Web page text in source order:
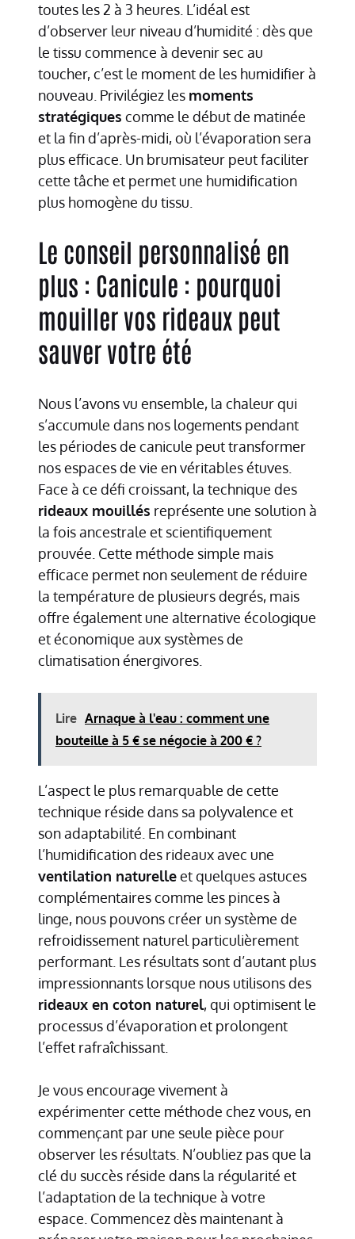
toutes les 2 à 3 heures. L’idéal est
d’observer leur niveau d’humidité : dès que
le tissu commence à devenir sec au
toucher, c’est le moment de les humidifier à
nouveau. Privilégiez les moments
stratégiques comme le début de matinée
et la fin d’après-midi, où l’évaporation sera
plus efficace. Un brumisateur peut faciliter
cette tâche et permet une humidification
plus homogène du tissu.
Le conseil personnalisé en
plus : Canicule : pourquoi
mouiller vos rideaux peut
sauver votre été
Nous l’avons vu ensemble, la chaleur qui
s’accumule dans nos logements pendant
les périodes de canicule peut transformer
nos espaces de vie en véritables étuves.
Face à ce défi croissant, la technique des
rideaux mouillés représente une solution à
la fois ancestrale et scientifiquement
prouvée. Cette méthode simple mais
efficace permet non seulement de réduire
la température de plusieurs degrés, mais
offre également une alternative écologique
et économique aux systèmes de
climatisation énergivores.
Lire Arnaque à l'eau : comment une
bouteille à 5 € se négocie à 200 € ?
L’aspect le plus remarquable de cette
technique réside dans sa polyvalence et
son adaptabilité. En combinant
l’humidification des rideaux avec une
ventilation naturelleet quelques astuces
complémentaires comme les pinces à
linge, nous pouvons créer un système de
refroidissement naturel particulièrement
performant. Les résultats sont d’autant plus
impressionnants lorsque nous utilisons des
rideaux en coton naturel, qui optimisent le
processus d’évaporation et prolongent
l’effet rafraîchissant.
Je vous encourage vivement à
expérimenter cette méthode chez vous, en
commençant par une seule pièce pour
observer les résultats. N’oubliez pas que la
clé du succès réside dans la régularité et
l’adaptation de la technique à votre
espace. Commencez dès maintenant à